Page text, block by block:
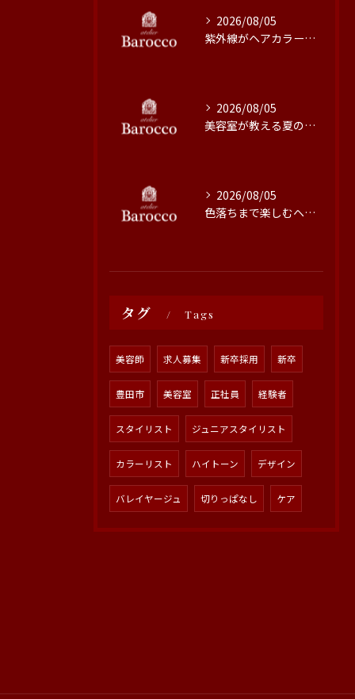
2026/08/05
紫外線がヘアカラーに与える影響と対策
2026/08/05
美容室が教える夏の最旬ヘアカラー技術
2026/08/05
色落ちまで楽しむヘアカラーの秘訣
タグ Tags
美容師 求人募集 新卒採用 新卒
豊田市 美容室 正社員 経験者
スタイリスト ジュニアスタイリスト
カラーリスト ハイトーン デザイン
バレイヤージュ 切りっぱなし ケア